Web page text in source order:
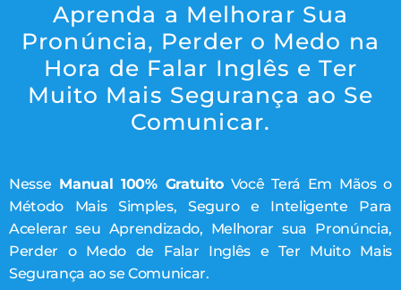
Aprenda a Melhorar Sua
Pronúncia, Perder o Medo na
Hora de Falar Inglês e Ter
Muito Mais Segurança ao Se
Comunicar.
Nesse Manual 100% GratuitoVocê Terá Em Mãos o
Método Mais Simples, Seguro e Inteligente Para
Acelerar seu Aprendizado, Melhorar sua Pronúncia,
Perder o Medo de Falar Inglês e Ter Muito Mais
Segurança ao se Comunicar.